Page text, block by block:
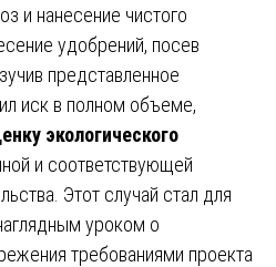
и нанесение чистого
удобрений, посев
представленное
иск в полном объеме,
экологического
и соответствующей
Этот случай стал для
уроком о
требованиями проекта